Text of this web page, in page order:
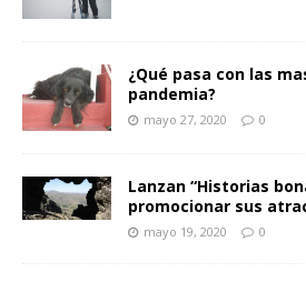
¿Qué pasa con las
pandemia?
mayo 27, 2020 0
Lanzan “Historias
promocionar sus
mayo 19, 2020 0